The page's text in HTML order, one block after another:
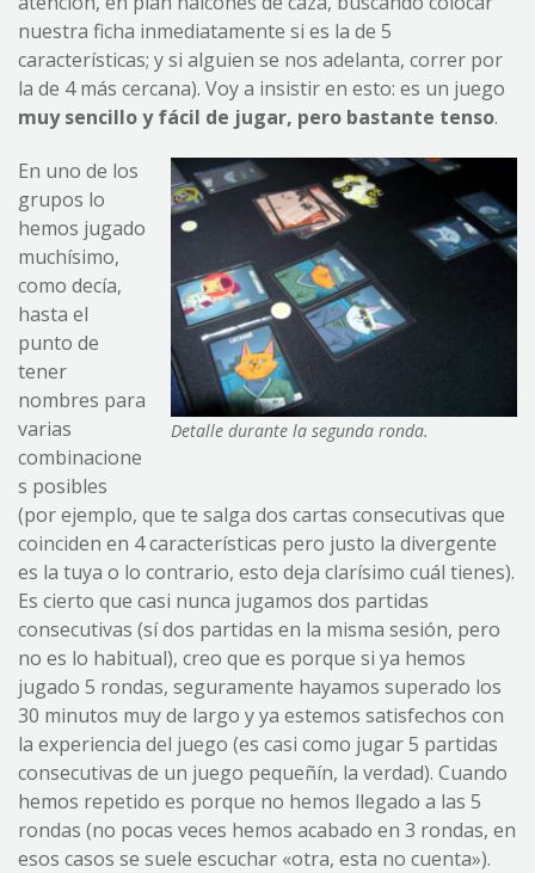
nuestra ficha inmediatamente si es la de 5
características; y si alguien se nos adelanta, correr por
la de 4 más cercana). Voy a insistir en esto: es un juego
muy sencillo y fácil de jugar, pero bastante tenso.
Detalle durante la segunda ronda.
En uno de los
grupos lo
hemos jugado
muchísimo,
como decía,
hasta el
punto de
tener
nombres para
varias
combinacione
s posibles
(por ejemplo, que te salga dos cartas consecutivas que
coinciden en 4 características pero justo la divergente
es la tuya o lo contrario, esto deja clarísimo cuál tienes).
Es cierto que casi nunca jugamos dos partidas
consecutivas (sí dos partidas en la misma sesión, pero
no es lo habitual), creo que es porque si ya hemos
jugado 5 rondas, seguramente hayamos superado los
30 minutos muy de largo y ya estemos satisfechos con
la experiencia del juego (es casi como jugar 5 partidas
consecutivas de un juego pequeñín, la verdad). Cuando
hemos repetido es porque no hemos llegado a las 5
rondas (no pocas veces hemos acabado en 3 rondas, en
esos casos se suele escuchar «otra, esta no cuenta»).